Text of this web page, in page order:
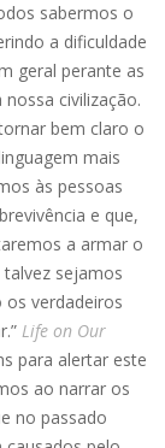
sabermos o
a dificuldade
geral perante as
civilização.
bem claro o
mais
às pessoas
e que,
a armar o
sejamos
verdadeiros
Life on Our
para alertar este
ao narrar os
no passado